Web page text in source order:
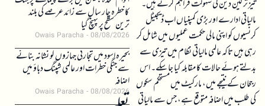
تیز تر لین دین کی سہولت فراہم کرتے ہیں۔
مالیاتی ادارے اور بڑی کمپنیاں اب ڈیجیٹل
کرنسیوں کو اپنی مالی حکمت عملیوں میں شامل کر
رہی ہیں تاکہ عالمی مالیاتی نظام میں تیزی سے
بدلتے ہوئے حالات کا مقابلہ کیا جا سکے۔ اس
رجحان کے نتیجے میں، مارکیٹ میں مستحکم سکوں
کی طلب میں اضافہ متوقع ہے، جس سے مالیاتی
کا خطرہ چار سال سے زائد عرصے کی بلند
ترین سطح پر پہنچ گیا
Owais Paracha 08/08/2026
بحیرہ اسود میں تجارتی جہازوں کو نشانہ بنانے
سے جنگی خطرات اور عالمی شپنگ دباؤ میں
اضافہ
Owais Paracha 08/08/2026